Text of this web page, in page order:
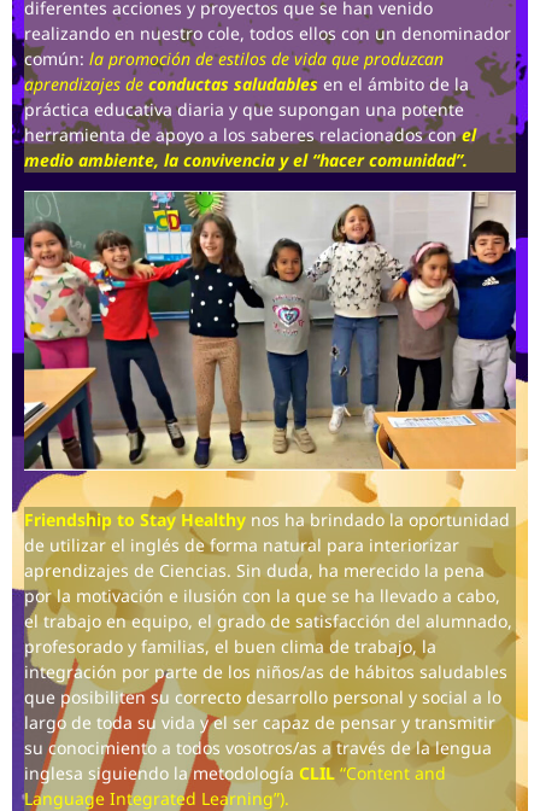
diferentes acciones y proyectos que se han venido
realizando en nuestro cole, todos ellos con un denominador
común: la promoción de estilos de vida que produzcan
aprendizajes de conductas saludables en el ámbito de la
práctica educativa diaria y que supongan una potente
herramienta de apoyo a los saberes relacionados conel
medio ambiente, la convivencia y el “hacer comunidad”.
Friendship to Stay Healthy nos ha brindado la oportunidad
de utilizar el inglés de forma natural para interiorizar
aprendizajes de Ciencias. Sin duda, ha merecido la pena
por la motivación e ilusión con la que se ha llevado a cabo,
el trabajo en equipo, el grado de satisfacción del alumnado,
profesorado y familias, el buen clima de trabajo, la
integración por parte de los niños/as de hábitos saludables
que posibiliten su correcto desarrollo personal y social a lo
largo de toda su vida y el ser capaz de pensar y transmitir
su conocimiento a todos vosotros/as a través de la lengua
inglesa siguiendo la metodología CLIL “Content and
Language Integrated Learning”).